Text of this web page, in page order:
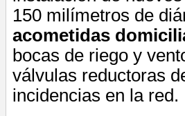
150 milímetros de
acometidas
bocas de riego y
válvulas reductoras
incidencias en la red.